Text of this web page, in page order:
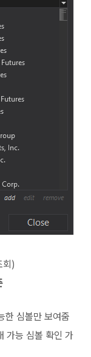
)
한 심볼만 보여줌
가능 심볼 확인 가